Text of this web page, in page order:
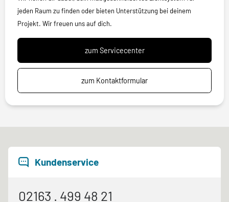
jeden Raum zu finden oder bieten Unterstützung bei deinem
Projekt. Wir freuen uns auf dich.
zum Servicecenter
zum Kontaktformular
Kundenservice
02163 . 499 48 21